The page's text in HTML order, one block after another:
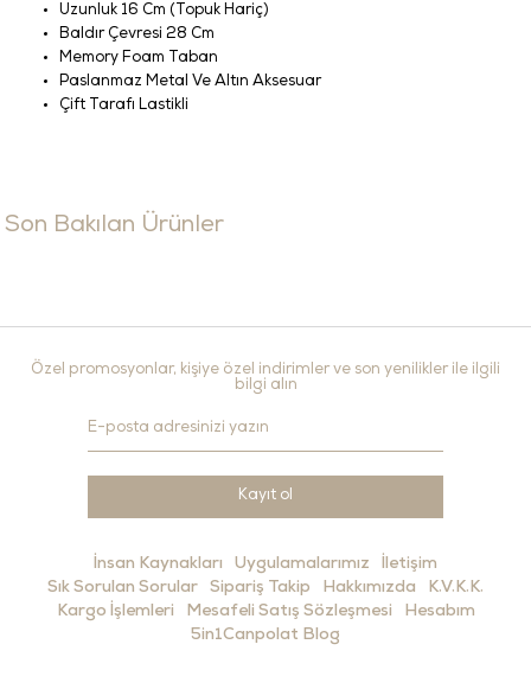
Uzunluk 16 Cm (Topuk Hariç)
Baldır Çevresi 28 Cm
Memory Foam Taban
Paslanmaz Metal Ve Altın Aksesuar
Çift Tarafı Lastikli
Son Bakılan Ürünler
Özel promosyonlar, kişiye özel indirimler ve son yenilikler ile ilgili
bilgi alın
Kayıt ol
İnsan Kaynakları Uygulamalarımız
İletişim
Sık Sorulan Sorular
Sipariş Takip Hakkımızda
K.V.K.K.
Kargo İşlemleri
Mesafeli Satış Sözleşmesi
Hesabım
5in1Canpolat Blog